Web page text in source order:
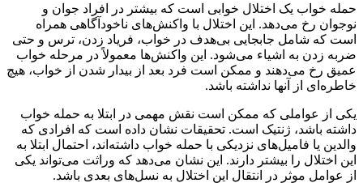
حمله خواب یک اختلال خوابی است که بیشتر در افراد جوان و
نوجوان رخ می‌دهد. این اختلال با واکنش‌های ناخودآگاهی همراه
است که شامل جابجایی بی‌هدف در خواب، فریاد زدن، ترس و حتی
ضربه زدن به اشیاء می‌شود. این واکنش‌ها معمولاً در مرحله خواب
عمیق رخ می‌دهند و ممکن است فرد بعد از بیدار شدن از خواب، هیچ
خاطره‌ای از آنها نداشته باشد.
یکی از عواملی که ممکن است نقش مهمی در ابتلا به حمله خواب
داشته باشد، ژنتیک است. تحقیقات نشان داده است که افرادی که
والدین یا فامیل‌های نزدیکی با حمله خواب داشته‌اند، احتمال ابتلا به
این اختلال را بیشتر دارند. این نشان می‌دهد که وراثت می‌تواند یکی
از عوامل موثر در انتقال این اختلال به نسل‌های بعدی باشد.